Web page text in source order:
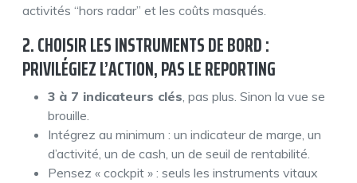
activités “hors radar” et les coûts masqués.
2. CHOISIR LES INSTRUMENTS DE BORD :
PRIVILÉGIEZ L’ACTION, PAS LE REPORTING
3 à 7 indicateurs clés, pas plus. Sinon la vue se
brouille.
Intégrez au minimum : un indicateur de marge, un
d’activité, un de cash, un de seuil de rentabilité.
Pensez « cockpit » : seuls les instruments vitaux